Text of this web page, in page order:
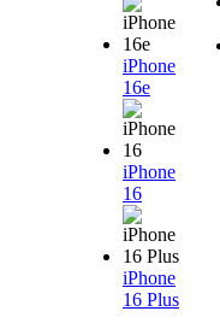
iPhone
16e
iPhone
16
iPhone
16 Plus